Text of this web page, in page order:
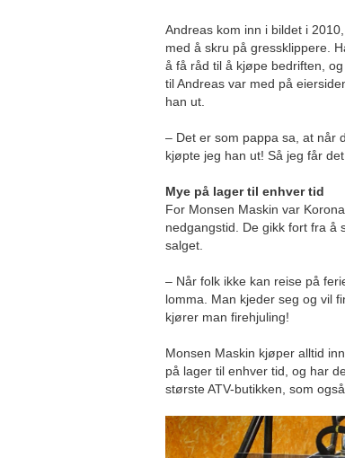
Andreas kom inn i bildet i
med å skru på gressklippere.
å få råd til å kjøpe bedriften,
til Andreas var med på
han ut.
– Det er som pappa sa, at når
kjøpte jeg han ut! Så jeg får
Mye på lager til enhver tid
For Monsen Maskin var
nedgangstid. De gikk fort fra å
salget.
– Når folk ikke kan reise på
lomma. Man kjeder seg og vil
kjører man firehjuling!
Monsen Maskin kjøper alltid
på lager til enhver tid, og har
største ATV-butikken, som